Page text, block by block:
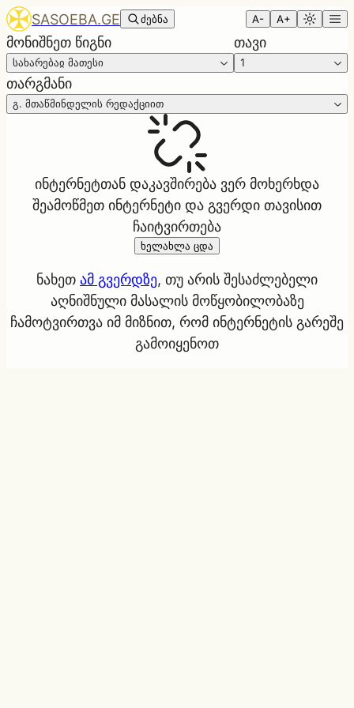
SASOEBA.GE ძებნა A- A+
მონიშნეთ წიგნი
სახარებაჲ მათესი
თავი
1
თარგმანი
გ. მთაწმინდელის რედაქციით
ინტერნეტთან დაკავშირება ვერ მოხერხდა
შეამოწმეთ ინტერნეტი და გვერდი თავისით
ჩაიტვირთება
ხელახლა ცდა
ნახეთ ამ გვერდზე, თუ არის შესაძლებელი
აღნიშნული მასალის მოწყობილობაზე
ჩამოტვირთვა იმ მიზნით, რომ ინტერნეტის გარეშე
გამოიყენოთ